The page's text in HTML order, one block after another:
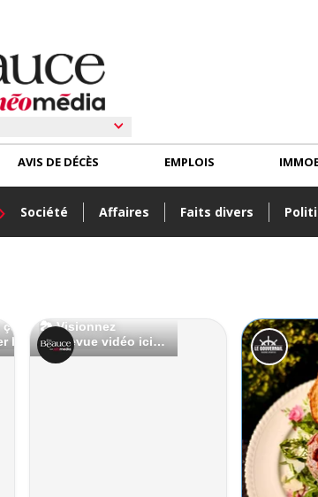
Société Affaires Faits divers
AVIS DE DÉCÈS EMPLOIS